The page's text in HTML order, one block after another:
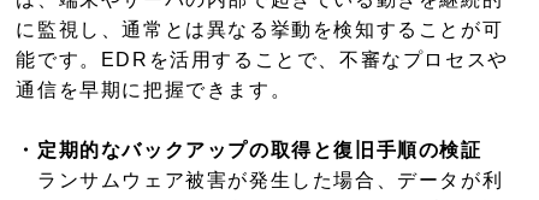
に監視し、通常とは異なる挙動を検知することが可
能です。EDRを活用することで、不審なプロセスや
通信を早期に把握できます。
・定期的なバックアップの取得と復旧手順の検証
ランサムウェア被害が発生した場合、データが利